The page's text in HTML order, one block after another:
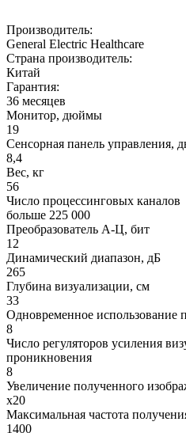
Производитель:
General Electric Healthcare
Страна производитель:
Китай
Гарантия:
36 месяцев
Монитор, дюймы
19
Сенсорная панель управления,
8,4
Вес, кг
56
Число процессинговых каналов
больше 225 000
Преобразователь А-Ц, бит
12
Динамический диапазон, дБ
265
Глубина визуализации, см
33
Одновременное использование
8
Число регуляторов усиления
проникновения
8
Увеличение полученного
x20
Максимальная частота
1400